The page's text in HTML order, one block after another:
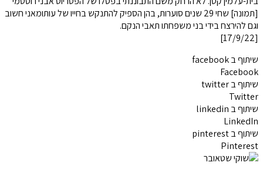
[תמונה] שחי 29 שנים סוערות, בהן הספיק להתנקש בחייו של עותומאני חשוב
וגם להירצח בידי בני משפחתו תאבי הנקם.
[17/9/22]
שיתוף ב facebook
Facebook
שיתוף ב twitter
Twitter
שיתוף ב linkedin
LinkedIn
שיתוף ב pinterest
Pinterest